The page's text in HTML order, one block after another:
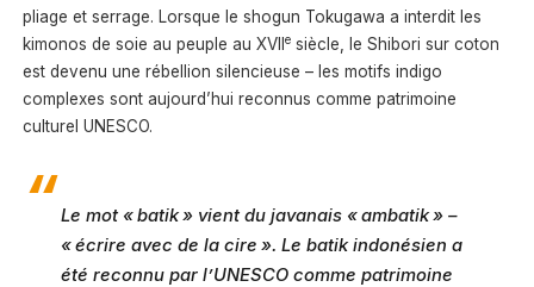
pliage et serrage. Lorsque le shogun Tokugawa a interdit les
kimonos de soie au peuple au XVII esiècle, le Shibori sur coton
est devenu une rébellion silencieuse – les motifs indigo
complexes sont aujourd’hui reconnus comme patrimoine
culturel UNESCO.
Le mot « batik » vient du javanais « ambatik » –
« écrire avec de la cire ». Le batik indonésien a
été reconnu par l’UNESCO comme patrimoine